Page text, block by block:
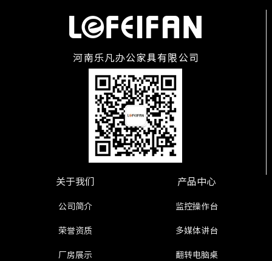
关于我们
公司简介
荣誉资质
厂房展示
产品中心
监控操作台
多媒体讲台
翻转电脑桌